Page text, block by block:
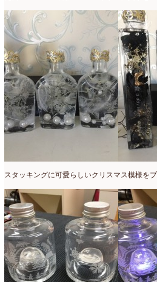
スタッキングに可愛らしいクリスマス模様をブ